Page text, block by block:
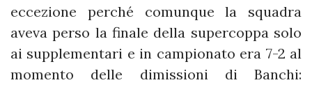
eccezione perché comunque la squadra
aveva perso la finale della supercoppa solo
ai supplementari e in campionato era 7-2 al
momento delle dimissioni di Banchi: